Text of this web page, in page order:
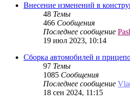
Внесение изменений в
48 Темы
466 Сообщения
Последнее сообщение
19 июл 2023, 10:14
Сборка автомобилей и
97 Темы
1085 Сообщения
Последнее сообщение
18 сен 2024, 11:15